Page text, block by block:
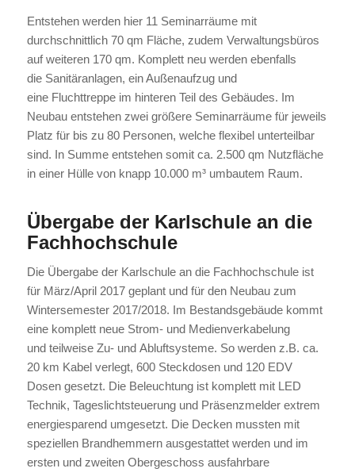
Entstehen werden hier 11 Seminarräume mit
durchschnittlich 70 qm Fläche, zudem Verwaltungsbüros
auf weiteren 170 qm. Komplett neu werden ebenfalls
die Sanitäranlagen, ein Außenaufzug und
eine Fluchttreppe im hinteren Teil des Gebäudes. Im
Neubau entstehen zwei größere Seminarräume für jeweils
Platz für bis zu 80 Personen, welche flexibel unterteilbar
sind. In Summe entstehen somit ca. 2.500 qm Nutzfläche
in einer Hülle von knapp 10.000 m³ umbautem Raum.
Übergabe der Karlschule an die
Fachhochschule
Die Übergabe der Karlschule an die Fachhochschule ist
für März/April 2017 geplant und für den Neubau zum
Wintersemester 2017/2018. Im Bestandsgebäude kommt
eine komplett neue Strom- und Medienverkabelung
und teilweise Zu- und Abluftsysteme. So werden z.B. ca.
20 km Kabel verlegt, 600 Steckdosen und 120 EDV
Dosen gesetzt. Die Beleuchtung ist komplett mit LED
Technik, Tageslichtsteuerung und Präsenzmelder extrem
energiesparend umgesetzt. Die Decken mussten mit
speziellen Brandhemmern ausgestattet werden und im
ersten und zweiten Obergeschoss ausfahrbare